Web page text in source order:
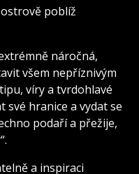
poblíž
náročná,
všem nepříznivým
víry a tvrdohlavé
své hranice a vydat se
podaří a přežije,
a inspiraci